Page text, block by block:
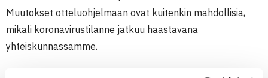
Muutokset otteluohjelmaan ovat kuitenkin mahdollisia,
mikäli koronavirustilanne jatkuu haastavana
yhteiskunnassamme.